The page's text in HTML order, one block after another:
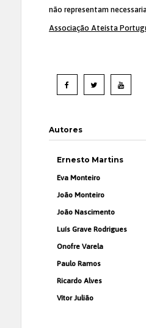
não representam
Associação Ateísta
Autores
Ernesto Martins
Eva Monteiro
João Monteiro
João Nascimento
Luís Grave Rodrigues
Onofre Varela
Paulo Ramos
Ricardo Alves
Vítor Julião